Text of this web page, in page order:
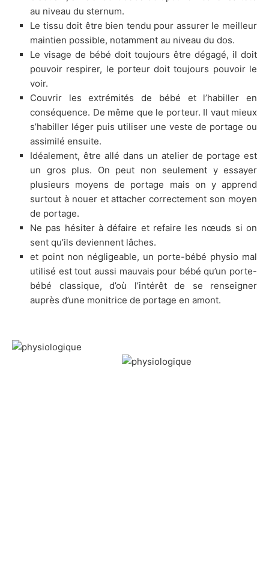
au niveau du sternum.
Le tissu doit être bien tendu pour assurer le meilleur
maintien possible, notamment au niveau du dos.
Le visage de bébé doit toujours être dégagé, il doit
pouvoir respirer, le porteur doit toujours pouvoir le
voir.
Couvrir les extrémités de bébé et l’habiller en
conséquence. De même que le porteur. Il vaut mieux
s’habiller léger puis utiliser une veste de portage ou
assimilé ensuite.
Idéalement, être allé dans un atelier de portage est
un gros plus. On peut non seulement y essayer
plusieurs moyens de portage mais on y apprend
surtout à nouer et attacher correctement son moyen
de portage.
Ne pas hésiter à défaire et refaire les nœuds si on
sent qu’ils deviennent lâches.
et point non négligeable, un porte-bébé physio mal
utilisé est tout aussi mauvais pour bébé qu’un porte-
bébé classique, d’où l’intérêt de se renseigner
auprès d’une monitrice de portage en amont.